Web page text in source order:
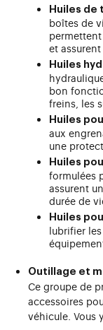
Huiles de
boîtes de
et
Huiles
bon
freins, les
Huiles
aux
une
Huiles
formulées
assurent
durée de
Huiles
lubrifier
Outillage et
Ce groupe de
accessoires
véhicule. Vous